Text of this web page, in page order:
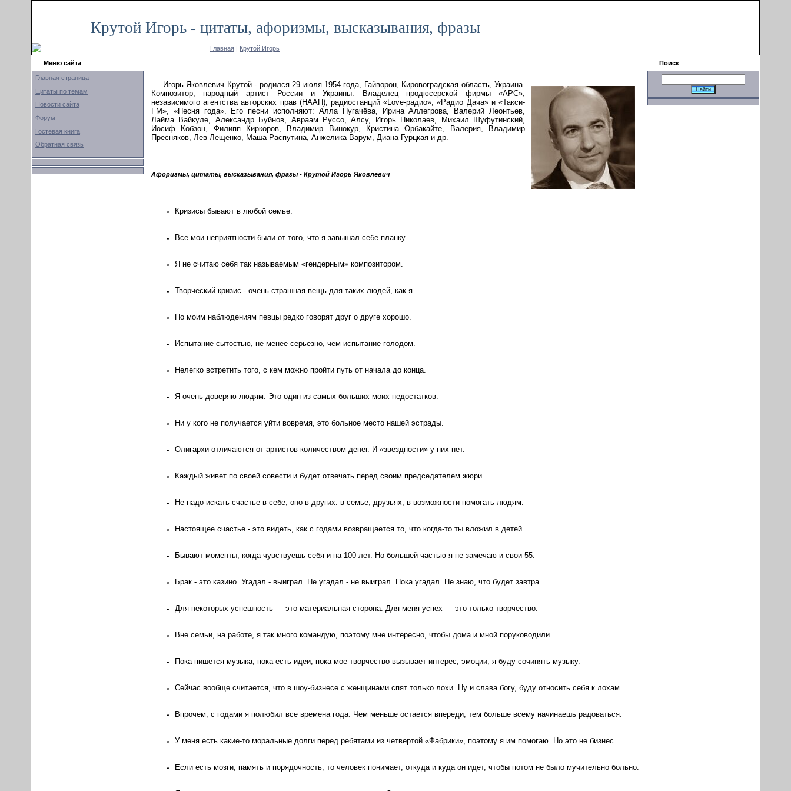
Крутой Игорь - цитаты, афоризмы, высказывания, фразы
Главная | Крутой Игорь
Меню сайта
Главная страница
Цитаты по темам
Новости сайта
Форум
Гостевая книга
Обратная связь
Игорь Яковлевич Крутой - родился 29 июля 1954 года, Гайворон, Кировоградская область, Украина.
Композитор, народный артист России и Украины. Владелец продюсерской фирмы «АРС»,
независимого агентства авторских прав (НААП), радиостанций «Love-радио», «Радио Дача» и «Такси-
FM», «Песня года». Его песни исполняют: Алла Пугачёва, Ирина Аллегрова, Валерий Леонтьев,
Лайма Вайкуле, Александр Буйнов, Авраам Руссо, Алсу, Игорь Николаев, Михаил Шуфутинский,
Иосиф Кобзон, Филипп Киркоров, Владимир Винокур, Кристина Орбакайте, Валерия, Владимир
Пресняков, Лев Лещенко, Маша Распутина, Анжелика Варум, Диана Гурцкая и др.
Афоризмы, цитаты, высказывания, фразы - Крутой Игорь Яковлевич
Кризисы бывают в любой семье.
Все мои неприятности были от того, что я завышал себе планку.
Я не считаю себя так называемым «гендерным» композитором.
Творческий кризис - очень страшная вещь для таких людей, как я.
По моим наблюдениям певцы редко говорят друг о друге хорошо.
Испытание сытостью, не менее серьезно, чем испытание голодом.
Нелегко встретить того, с кем можно пройти путь от начала до конца.
Я очень доверяю людям. Это один из самых больших моих недостатков.
Ни у кого не получается уйти вовремя, это больное место нашей эстрады.
Олигархи отличаются от артистов количеством денег. И «звездности» у них нет.
Каждый живет по своей совести и будет отвечать перед своим председателем жюри.
Не надо искать счастье в себе, оно в других: в семье, друзьях, в возможности помогать людям.
Настоящее счастье - это видеть, как с годами возвращается то, что когда-то ты вложил в детей.
Бывают моменты, когда чувствуешь себя и на 100 лет. Но большей частью я не замечаю и свои 55.
Брак - это казино. Угадал - выиграл. Не угадал - не выиграл. Пока угадал. Не знаю, что будет завтра.
Для некоторых успешность — это материальная сторона. Для меня успех — это только творчество.
Вне семьи, на работе, я так много командую, поэтому мне интересно, чтобы дома и мной поруководили.
Пока пишется музыка, пока есть идеи, пока мое творчество вызывает интерес, эмоции, я буду сочинять музыку.
Сейчас вообще считается, что в шоу-бизнесе с женщинами спят только лохи. Ну и слава богу, буду относить себя к лохам.
Впрочем, с годами я полюбил все времена года. Чем меньше остается впереди, тем больше всему начинаешь радоваться.
У меня есть какие-то моральные долги перед ребятами из четвертой «Фабрики», поэтому я им помогаю. Но это не бизнес.
Если есть мозги, память и порядочность, то человек понимает, откуда и куда он идет, чтобы потом не было мучительно больно.
Поиск